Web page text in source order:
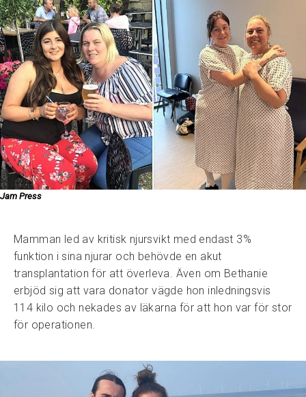
Jam Press
Mamman led av kritisk njursvikt med endast 3%
funktion i sina njurar och behövde en akut
transplantation för att överleva. Även om Bethanie
erbjöd sig att vara donator vägde hon inledningsvis
114 kilo och nekades av läkarna för att hon var för stor
för operationen.